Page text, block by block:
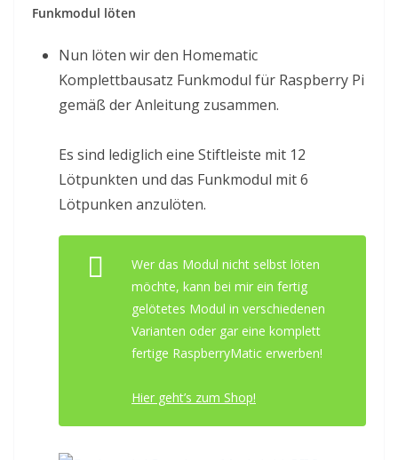
Funkmodul löten
Nun löten wir den Homematic
Komplettbausatz Funkmodul für Raspberry Pi
gemäß der Anleitung zusammen.
Es sind lediglich eine Stiftleiste mit 12
Lötpunkten und das Funkmodul mit 6
Lötpunken anzulöten.
Wer das Modul nicht selbst löten
möchte, kann bei mir ein fertig
gelötetes Modul in verschiedenen
Varianten oder gar eine komplett
fertige RaspberryMatic erwerben!
Hier geht’s zum Shop!